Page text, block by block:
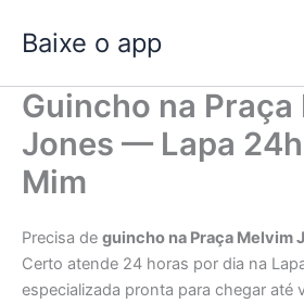
para
conteúdo
Baixe o app
Guincho na Praça
Jones — Lapa
Mim
Precisa de guincho na Praça Melvim
Certo atende 24 horas por dia na
especializada pronta para chegar até